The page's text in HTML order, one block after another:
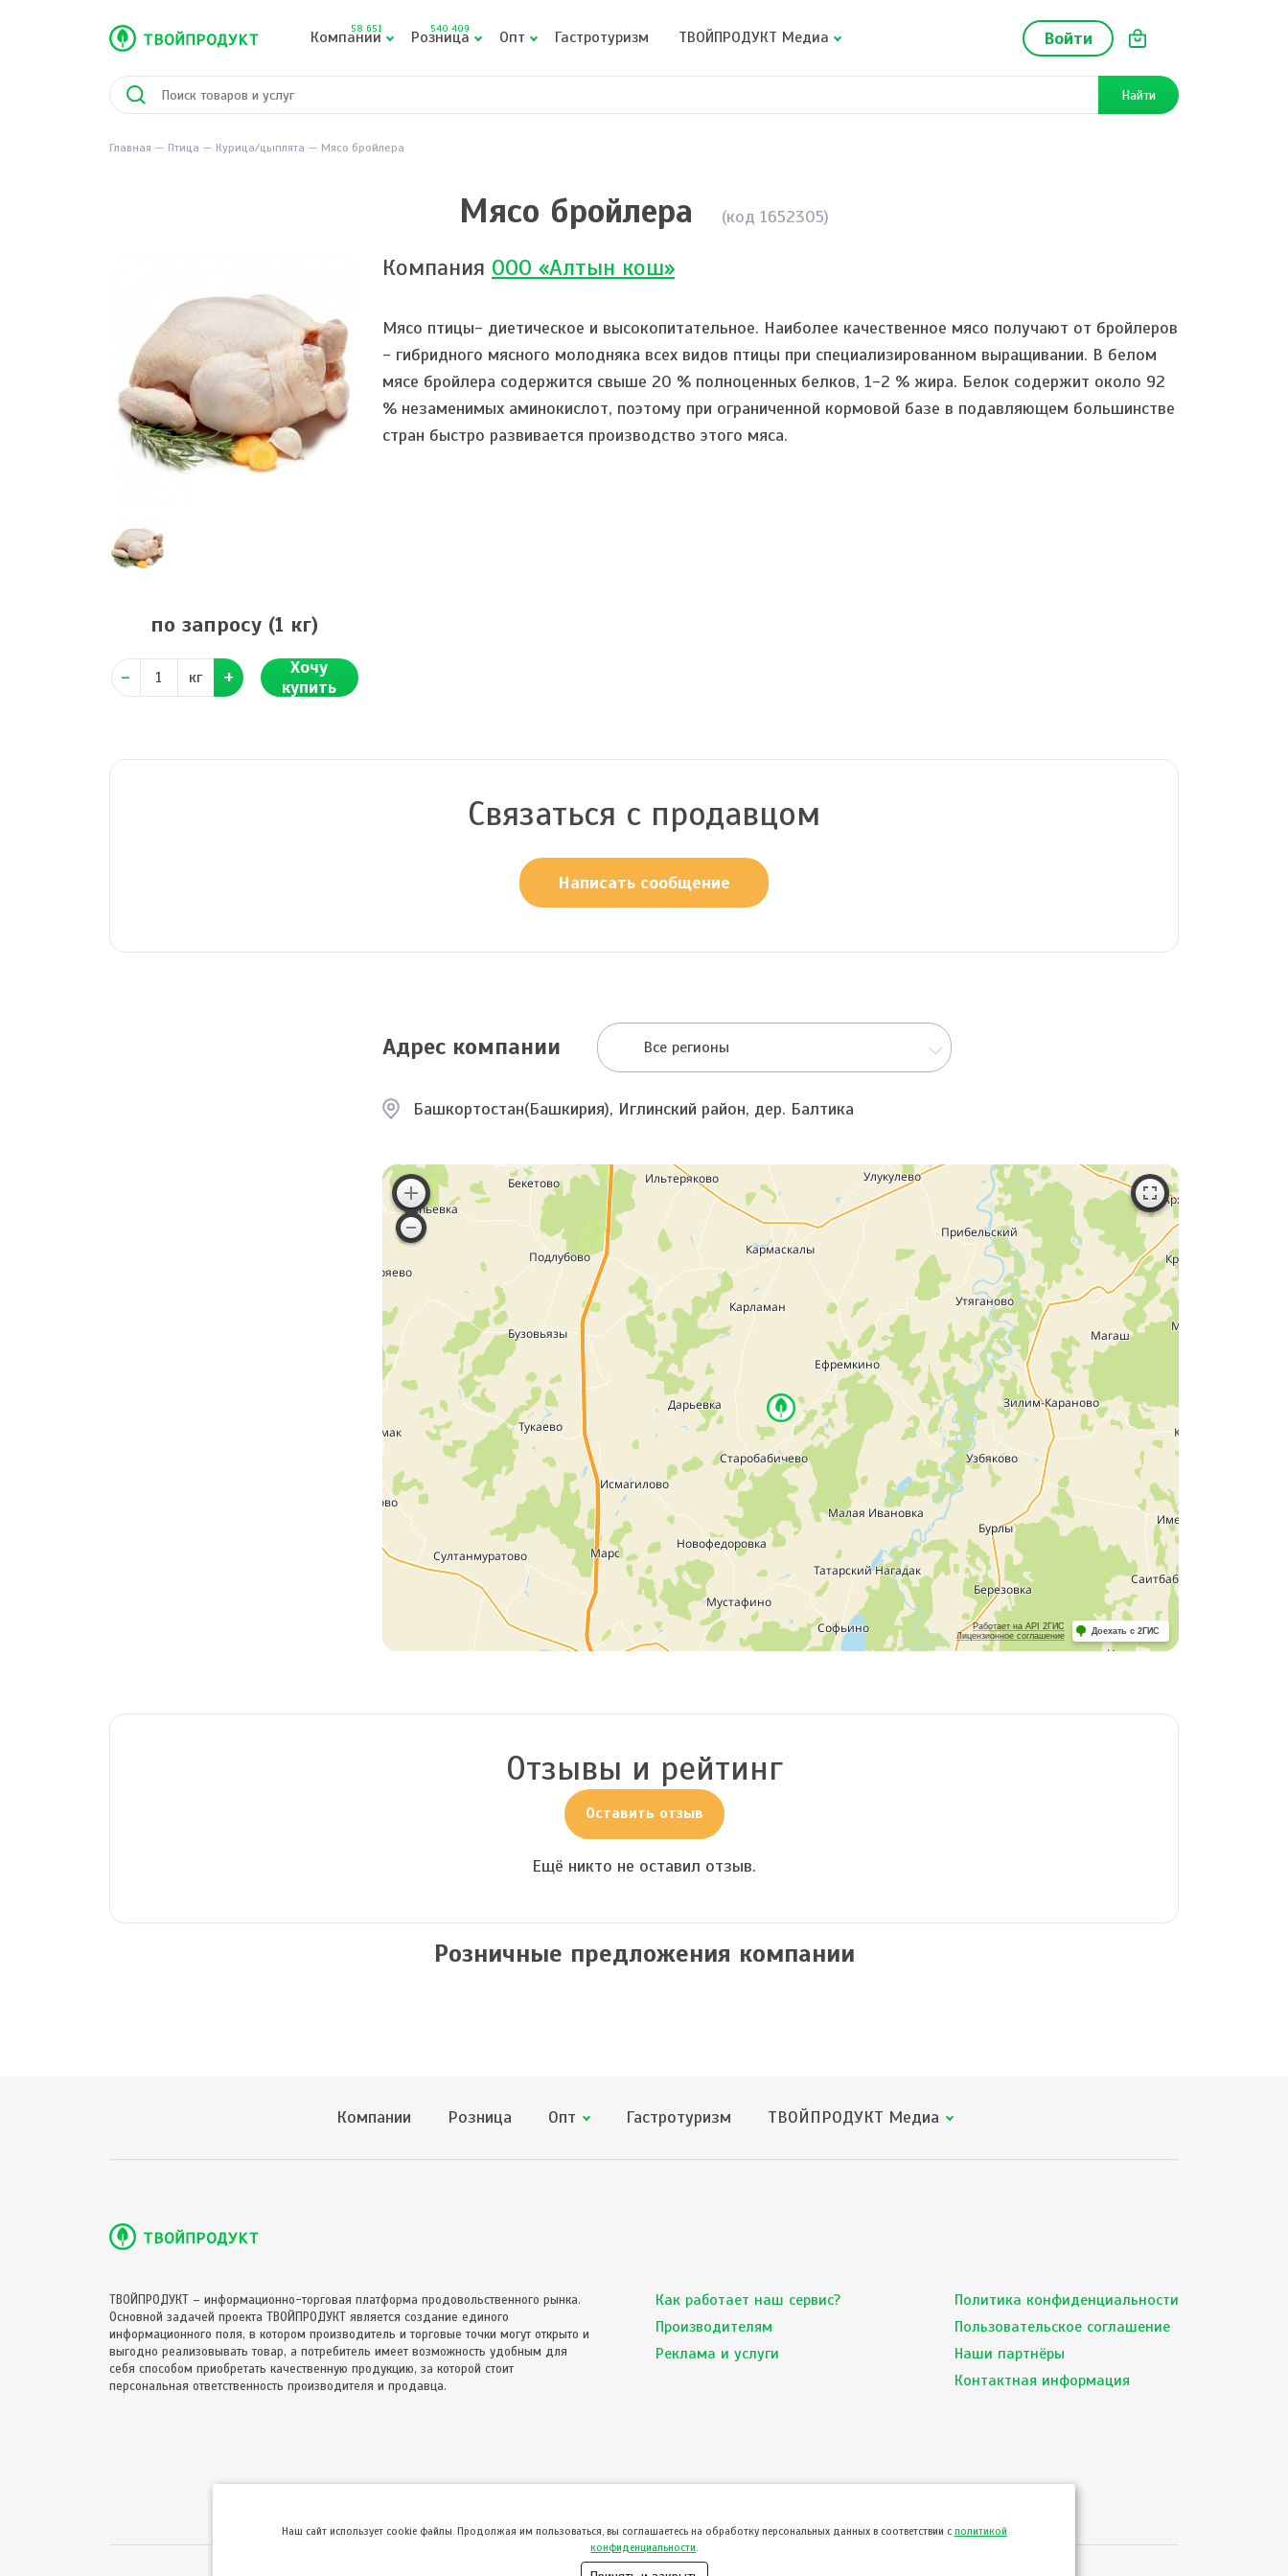
Войти
Компании
58 651 Розница
540 409 Опт Гастротуризм ТВОЙПРОДУКТ Медиа
Найти
Главная Птица Курица/цыплята Мясо бройлера
Мясо бройлера (код 1652305)
по запросу (1 кг)
кг
Хочу
купить
Компания ООО «Алтын кош»
Мясо птицы- диетическое и высокопитательное. Наиболее качественное мясо получают от бройлеров
- гибридного мясного молодняка всех видов птицы при специализированном выращивании. В белом
мясе бройлера содержится свыше 20 % полноценных белков, 1-2 % жира. Белок содержит около 92
% незаменимых аминокислот, поэтому при ограниченной кормовой базе в подавляющем большинстве
стран быстро развивается производство этого мяса.
Связаться с продавцом
Написать сообщение
Адрес компании Все регионы
Башкортостан(Башкирия), Иглинский район, дер. Балтика
Работает на API 2ГИС
Лицензионное соглашение
Доехать с 2ГИС
Отзывы и рейтинг
Оставить отзыв
Ещё никто не оставил отзыв.
Розничные предложения компании
Компании Розница Опт Гастротуризм ТВОЙПРОДУКТ Медиа
ТВОЙПРОДУКТ – информационно-торговая платформа продовольственного рынка.
Основной задачей проекта ТВОЙПРОДУКТ является создание единого
информационного поля, в котором производитель и торговые точки могут открыто и
выгодно реализовывать товар, а потребитель имеет возможность удобным для
себя способом приобретать качественную продукцию, за которой стоит
персональная ответственность производителя и продавца.
Как работает наш сервис?
Производителям
Реклама и услуги
Политика конфиденциальности
Пользовательское соглашение
Наши партнёры
Контактная информация
Hаш сайт использует cookie файлы. Продолжая им пользоваться, вы соглашаетесь на обработку персональных данных в соответствии с политикой
конфиденциальности